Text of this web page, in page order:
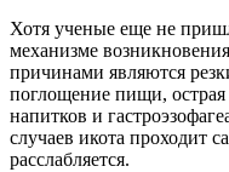
Хотя ученые еще не
механизме
причинами являются
поглощение пищи, острая
напитков и
случаев икота проходит
расслабляется.